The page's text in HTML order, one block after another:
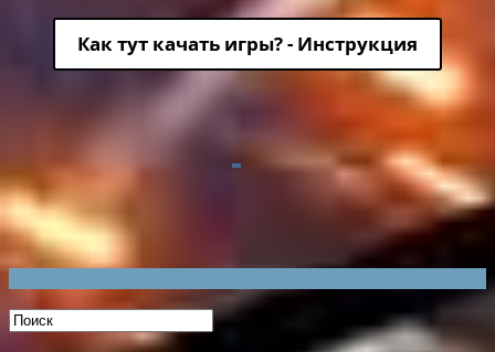
Как тут качать игры? - Инструкция